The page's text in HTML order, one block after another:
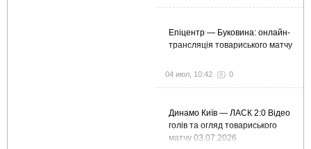
Епіцентр — Буковина: онлайн-
трансляція товариського матчу
04 июл, 10:42 0
Динамо Київ — ЛАСК 2:0 Відео
голів та огляд товариського
матчу 03.07.2026